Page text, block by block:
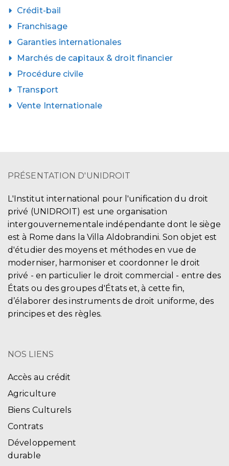
Crédit-bail
Franchisage
Garanties internationales
Marchés de capitaux & droit financier
Procédure civile
Transport
Vente Internationale
PRÉSENTATION D'UNIDROIT
L'Institut international pour l'unification du droit
privé (UNIDROIT) est une organisation
intergouvernementale indépendante dont le siège
est à Rome dans la Villa Aldobrandini. Son objet est
d'étudier des moyens et méthodes en vue de
moderniser, harmoniser et coordonner le droit
privé - en particulier le droit commercial - entre des
États ou des groupes d'États et, à cette fin,
d’élaborer des instruments de droit uniforme, des
principes et des règles.
NOS LIENS
Accès au crédit
Agriculture
Biens Culturels
Contrats
Développement
durable